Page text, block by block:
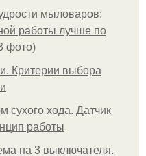
мыловаров:
работы лучше по
фото)
Критерии выбора
сухого хода. Датчик
работы
на 3 выключателя.